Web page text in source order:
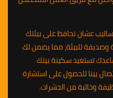
عشان نحافظ على بيئتك
وصديقة للبيئة، مما يضمن لك
تستعيد سكينة بيتك
بينا للحصول على استشارة
وخالية من الحشرات.